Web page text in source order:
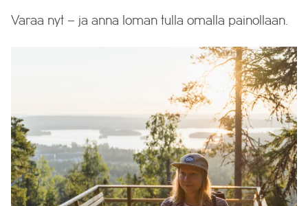
Varaa nyt – ja anna loman tulla omalla painollaan.